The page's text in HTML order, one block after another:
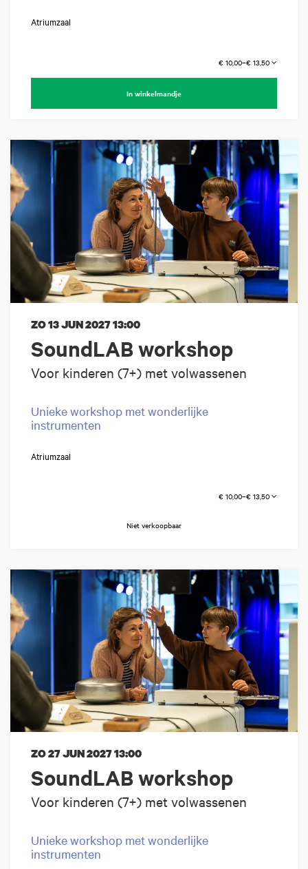
Atriumzaal
€ 10,00–€ 13,50
In winkelmandje
SoundLAB workshop
Voor kinderen (7+) met volwassenen
ZO 13 JUN 202713:00
Unieke workshop met wonderlijke
instrumenten
Atriumzaal
€ 10,00–€ 13,50
Niet verkoopbaar
SoundLAB workshop
Voor kinderen (7+) met volwassenen
ZO 27 JUN 202713:00
Unieke workshop met wonderlijke
instrumenten